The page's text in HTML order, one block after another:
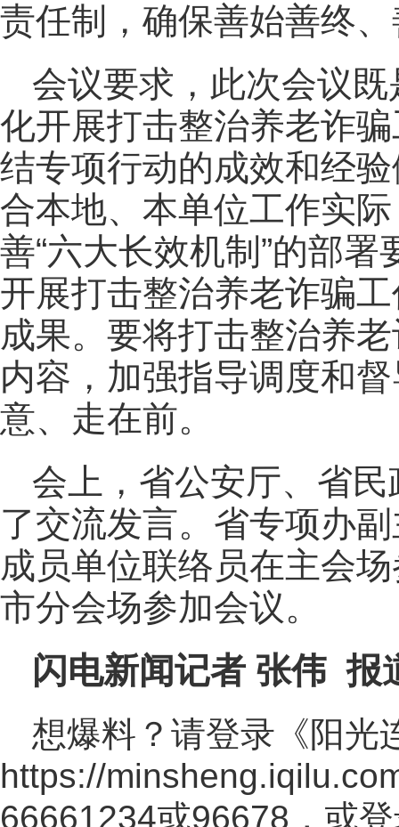
责任制，确保善始善终
会议要求，此次会议
化开展打击整治养老诈
结专项行动的成效和经
合本地、本单位工作实
善“六大长效机制”的部
开展打击整治养老诈骗
成果。要将打击整治养
内容，加强指导调度和
意、走在前。
会上，省公安厅、省
了交流发言。省专项办
成员单位联络员在主会
市分会场参加会议。
闪电新闻记者 张伟 报
想爆料？请登录《阳光
https://
66661234或96678，或